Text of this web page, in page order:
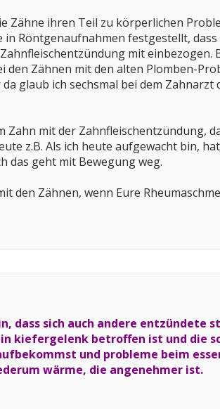
Zähne ihren Teil zu körperlichen
Röntgenaufnahmen festgestellt,
mit
den Zähnen mit den alten Plomben-
glaub ich sechsmal bei dem
mit der Zahnfleischentzündung,
z.B. Als ich heute aufgewacht bin,
das geht mit Bewegung weg.
den Zähnen, wenn Eure
dass sich auch andere
kiefergelenk betroffen ist und die
und probleme beim
wärme, die angenehmer ist.